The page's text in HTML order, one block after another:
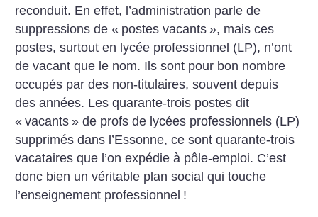
reconduit. En effet, l’administration parle de
suppressions de « postes vacants », mais ces
postes, surtout en lycée professionnel (LP), n’ont
de vacant que le nom. Ils sont pour bon nombre
occupés par des non-titulaires, souvent depuis
des années. Les quarante-trois postes dit
« vacants » de profs de lycées professionnels (LP)
supprimés dans l’Essonne, ce sont quarante-trois
vacataires que l’on expédie à pôle-emploi. C’est
donc bien un véritable plan social qui touche
l’enseignement professionnel !